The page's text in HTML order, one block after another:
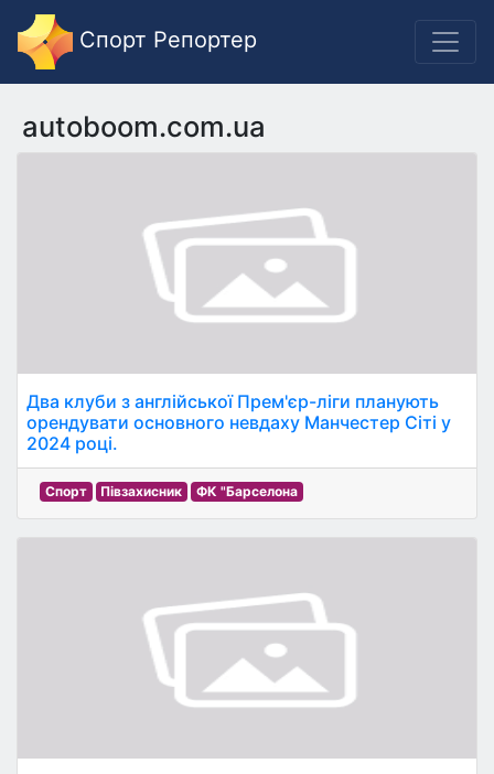
Спорт Репортер
autoboom.com.ua
Два клуби з англійської Прем'єр-ліги планують
орендувати основного невдаху Манчестер Сіті у
2024 році.
Спорт Півзахисник ФК "Барселона